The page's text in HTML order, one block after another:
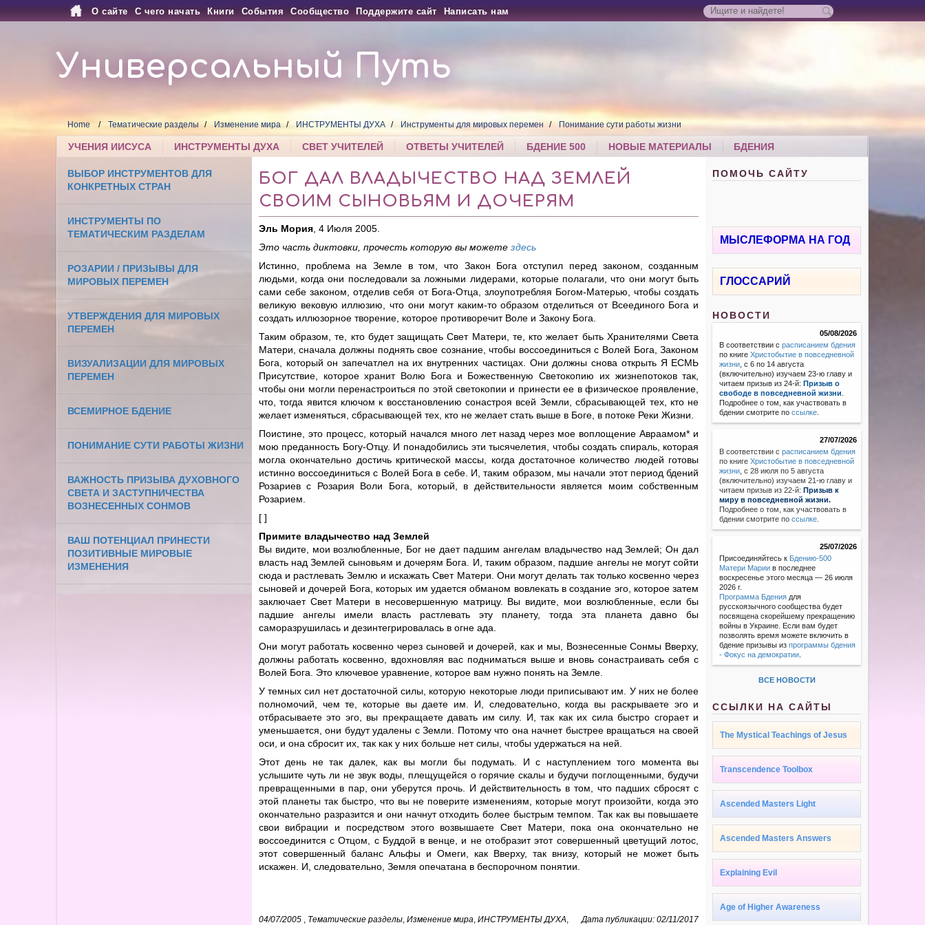
О сайте С чего начать Книги События Сообщество Поддержите сайт Написать нам
Универсальный Путь
Home Тематические разделы Изменение мира ИНСТРУМЕНТЫ ДУХА Инструменты для мировых перемен Понимание сути работы жизни
УЧЕНИЯ ИИСУСА ИНСТРУМЕНТЫ ДУХА СВЕТ УЧИТЕЛЕЙ ОТВЕТЫ УЧИТЕЛЕЙ БДЕНИЕ 500 НОВЫЕ МАТЕРИАЛЫ БДЕНИЯ
ВЫБОР ИНСТРУМЕНТОВ ДЛЯ
КОНКРЕТНЫХ СТРАН
ИНСТРУМЕНТЫ ПО
ТЕМАТИЧЕСКИМ РАЗДЕЛАМ
РОЗАРИИ / ПРИЗЫВЫ ДЛЯ
МИРОВЫХ ПЕРЕМЕН
УТВЕРЖДЕНИЯ ДЛЯ МИРОВЫХ
ПЕРЕМЕН
ВИЗУАЛИЗАЦИИ ДЛЯ МИРОВЫХ
ПЕРЕМЕН
ВСЕМИРНОЕ БДЕНИЕ
ПОНИМАНИЕ СУТИ РАБОТЫ ЖИЗНИ
ВАЖНОСТЬ ПРИЗЫВА ДУХОВНОГО
СВЕТА И ЗАСТУПНИЧЕСТВА
ВОЗНЕСЕННЫХ СОНМОВ
ВАШ ПОТЕНЦИАЛ ПРИНЕСТИ
ПОЗИТИВНЫЕ МИРОВЫЕ
ИЗМЕНЕНИЯ
БОГ ДАЛ ВЛАДЫЧЕСТВО НАД ЗЕМЛЕЙ
СВОИМ СЫНОВЬЯМ И ДОЧЕРЯМ
Эль Мория, 4 Июля 2005.
Это часть диктовки, прочесть которую вы можете здесь
Истинно, проблема на Земле в том, что Закон Бога отступил перед законом, созданным
людьми, когда они последовали за ложными лидерами, которые полагали, что они могут быть
сами себе законом, отделив себя от Бога-Отца, злоупотребляя Богом-Матерью, чтобы создать
великую вековую иллюзию, что они могут каким-то образом отделиться от Всеединого Бога и
создать иллюзорное творение, которое противоречит Воле и Закону Бога.
Таким образом, те, кто будет защищать Свет Матери, те, кто желает быть Хранителями Света
Матери, сначала должны поднять свое сознание, чтобы воссоединиться с Волей Бога, Законом
Бога, который он запечатлел на их внутренних частицах. Они должны снова открыть Я ЕСМЬ
Присутствие, которое хранит Волю Бога и Божественную Светокопию их жизнепотоков так,
чтобы они могли перенастроиться по этой светокопии и принести ее в физическое проявление,
что, тогда явится ключом к восстановлению сонастроя всей Земли, сбрасывающей тех, кто не
желает изменяться, сбрасывающей тех, кто не желает стать выше в Боге, в потоке Реки Жизни.
Поистине, это процесс, который начался много лет назад через мое воплощение Авраамом* и
мою преданность Богу-Отцу. И понадобились эти тысячелетия, чтобы создать спираль, которая
могла окончательно достичь критической массы, когда достаточное количество людей готовы
истинно воссоединиться с Волей Бога в себе. И, таким образом, мы начали этот период бдений
Розариев с Розария Воли Бога, который, в действительности является моим собственным
Розарием.
[ ]
Примите владычество над Землей
Вы видите, мои возлюбленные, Бог не дает падшим ангелам владычество над Землей; Он дал
власть над Землей сыновьям и дочерям Бога. И, таким образом, падшие ангелы не могут сойти
сюда и растлевать Землю и искажать Свет Матери. Они могут делать так только косвенно через
сыновей и дочерей Бога, которых им удается обманом вовлекать в создание эго, которое затем
заключает Свет Матери в несовершенную матрицу. Вы видите, мои возлюбленные, если бы
падшие ангелы имели власть растлевать эту планету, тогда эта планета давно бы
саморазрушилась и дезинтегрировалась в огне ада.
Они могут работать косвенно через сыновей и дочерей, как и мы, Вознесенные Сонмы Вверху,
должны работать косвенно, вдохновляя вас подниматься выше и вновь сонастраивать себя с
Волей Бога. Это ключевое уравнение, которое вам нужно понять на Земле.
У темных сил нет достаточной силы, которую некоторые люди приписывают им. У них не более
полномочий, чем те, которые вы даете им. И, следовательно, когда вы раскрываете эго и
отбрасываете это эго, вы прекращаете давать им силу. И, так как их сила быстро сгорает и
уменьшается, они будут удалены с Земли. Потому что она начнет быстрее вращаться на своей
оси, и она сбросит их, так как у них больше нет силы, чтобы удержаться на ней.
Этот день не так далек, как вы могли бы подумать. И с наступлением того момента вы
услышите чуть ли не звук воды, плещущейся о горячие скалы и будучи поглощенными, будучи
превращенными в пар, они уберутся прочь. И действительность в том, что падших сбросят с
этой планеты так быстро, что вы не поверите изменениям, которые могут произойти, когда это
окончательно разразится и они начнут отходить более быстрым темпом. Так как вы повышаете
свои вибрации и посредством этого возвышаете Свет Матери, пока она окончательно не
воссоединится с Отцом, с Буддой в венце, и не отобразит этот совершенный цветущий лотос,
этот совершенный баланс Альфы и Омеги, как Вверху, так внизу, который не может быть
искажен. И, следовательно, Земля опечатана в беспорочном понятии.
04/07/2005 Дата публикации: 02/11/2017
, Тематические разделы, Изменение мира, ИНСТРУМЕНТЫ ДУХА,
ПОМОЧЬ САЙТУ
МЫСЛЕФОРМА НА ГОД
ГЛОССАРИЙ
НОВОСТИ
05/08/2026
В соответствии срасписанием бдения
по книгеХристобытие в повседневной
жизни , с 6 по 14 августа
(включительно) изучаем 23-ю главу и
читаем призыв из 24-й: Призыв о
свободе в повседневной жизни
Подробнее о том, как участвовать в
бдении смотрите поссылке
27/07/2026
В соответствии с расписанием бдения
по книгеХристобытие в повседневной
жизни с 28 июля по 5 августа
(включительно) изучаем 21-ю главу и
читаем призыв из 22-й: Призыв к
миру в повседневной жизни.
Подробнее о том, как участвовать в
бдении смотрите поссылке
25/07/2026
Присоединяйтесь к Бдению-500
Матери Марии в последнее
воскресенье этого месяца — 26 июля
2026 г.
Программа Бдения для
русскоязычного сообщества будет
посвящена скорейшему прекращению
войны в Украине. Если вам будет
позволять время можете включить в
бдение призывы изпрограммы бдения
- Фокус на демократии
ВСЕ НОВОСТИ
ССЫЛКИ НА САЙТЫ
The Mystical Teachings of Jesus
Transcendence Toolbox
Ascended Masters Light
Ascended Masters Answers
Explaining Evil
Age of Higher Awareness